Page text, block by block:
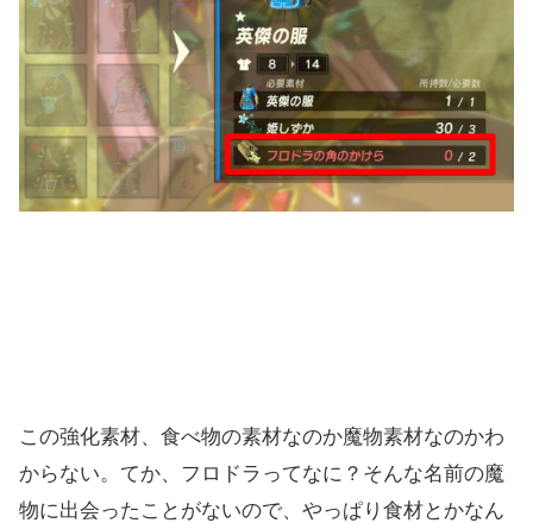
この強化素材、食べ物の素材なのか魔物素材なのかわ
からない。てか、フロドラってなに？そんな名前の魔
物に出会ったことがないので、やっぱり食材とかなん